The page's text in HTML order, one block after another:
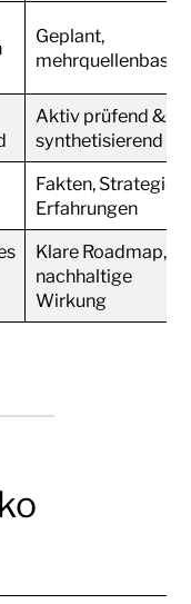
Geplant,
Aktiv prüfend &
synthetisierend
Fakten, Strategien,
Erfahrungen
Klare Roadmap,
nachhaltige
Wirkung